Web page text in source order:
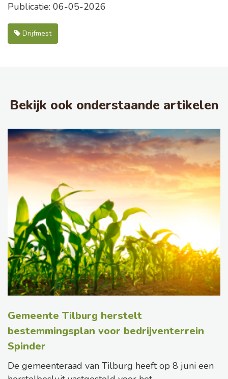
Publicatie: 06-05-2026
Drijfmest
Bekijk ook onderstaande artikelen
Gemeente Tilburg herstelt
bestemmingsplan voor bedrijventerrein
Spinder
De gemeenteraad van Tilburg heeft op 8 juni een